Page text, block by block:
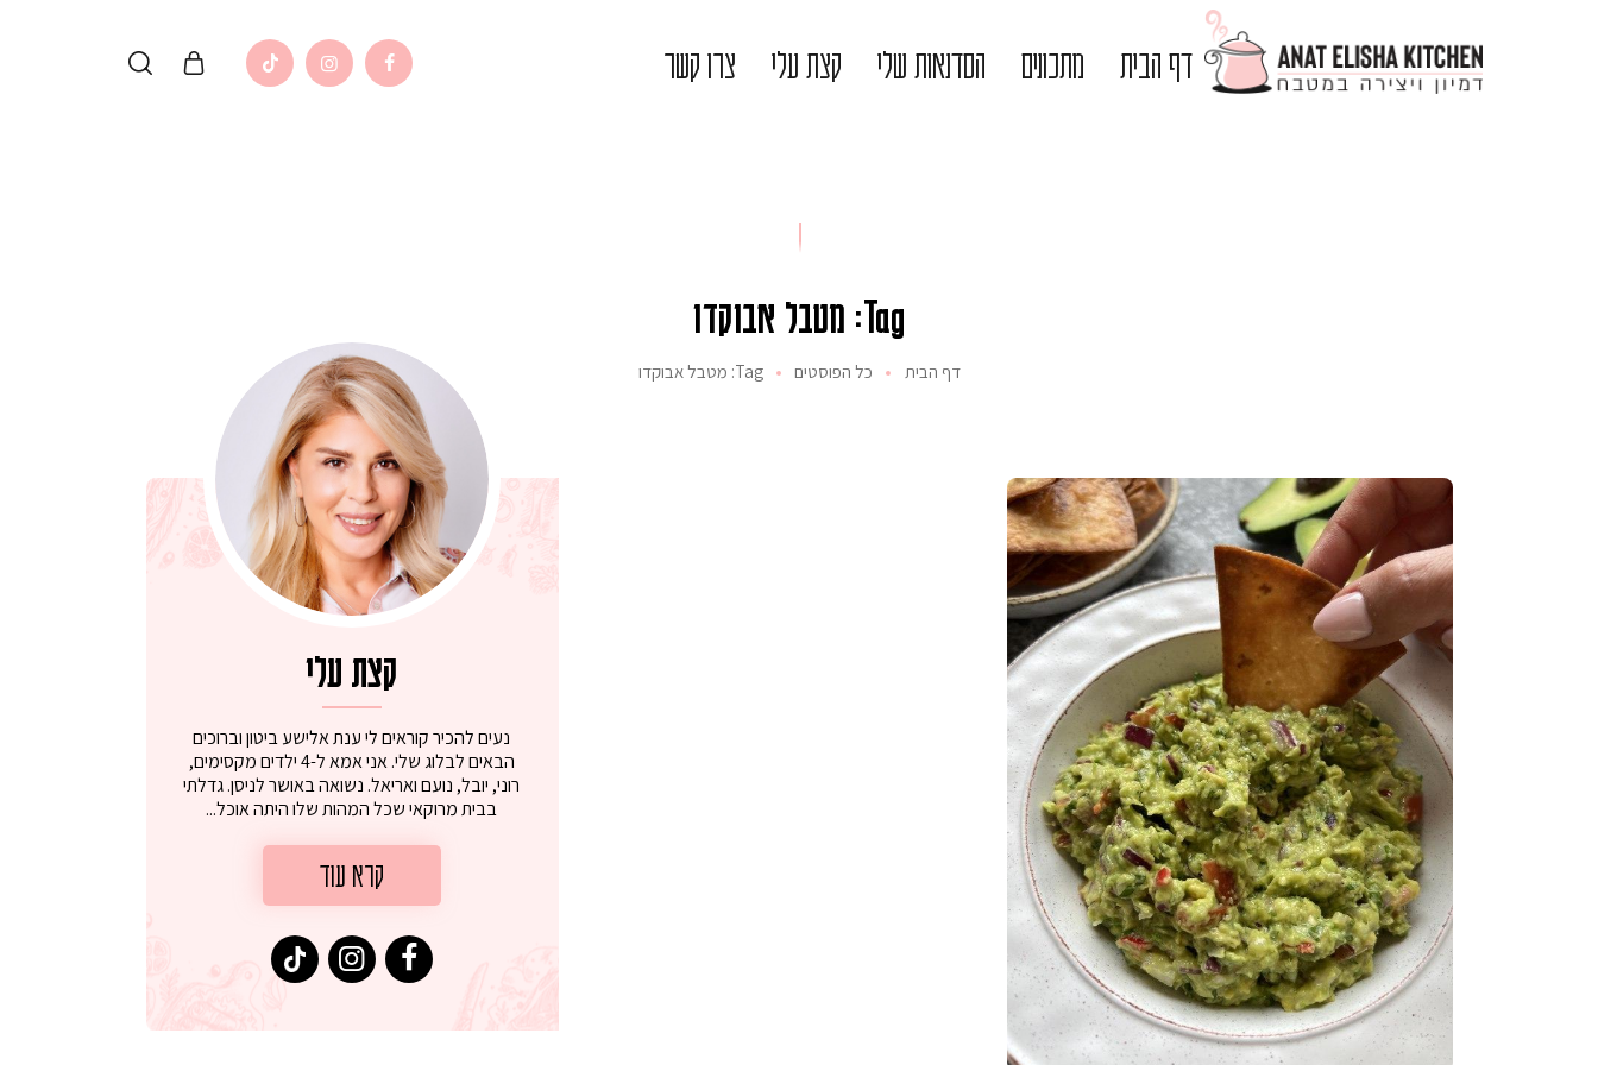
דף הבית מתכונים הסדנאות שלי קצת עלי צרו קשר
Tag: מטבל אבוקדו
דף הבית כל הפוסטים Tag: מטבל אבוקדו
קצת עלי
נעים להכיר קוראים לי ענת אלישע ביטון וברוכים
הבאים לבלוג שלי. אני אמא ל-4 ילדים מקסימים,
רוני, יובל, נועם ואריאל. נשואה באושר לניסן. גדלתי
בבית מרוקאי שכל המהות שלו היתה אוכל...
קרא עוד